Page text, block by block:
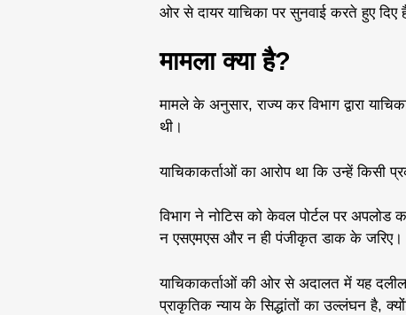
ओर से दायर याचिका पर सुनवाई करते हुए दिए
मामला क्या है?
मामले के अनुसार, राज्य कर विभाग द्वारा
थी।
याचिकाकर्ताओं का आरोप था कि उन्हें किसी
विभाग ने नोटिस को केवल पोर्टल पर
न एसएमएस और न ही पंजीकृत डाक के जरिए।
याचिकाकर्ताओं की ओर से अदालत में यह
प्राकृतिक न्याय के सिद्धांतों का उल्लंघन है,